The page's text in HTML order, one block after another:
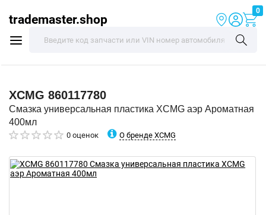
trademaster.shop
0
XCMG 860117780
Смазка универсальная пластика XCMG аэр Ароматная
400мл
0 оценок О бренде XCMG